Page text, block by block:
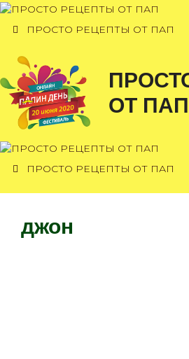
Перейти
ПРОСТО РЕЦЕПТЫ ОТ ПАП
ОТ ПАП
ПРОСТО РЕЦЕПТЫ ОТ ПАП
джон